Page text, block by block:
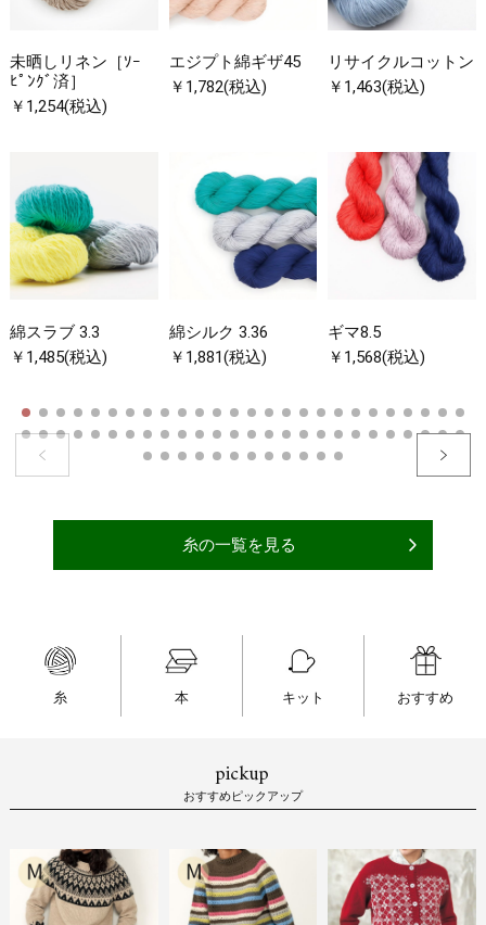
未晒しリネン［ｿｰ
ﾋﾟﾝｸﾞ済］
￥1,254(税込)
綿スラブ 3.3
￥1,485(税込)
エジプト綿ギザ45
￥1,782(税込)
綿シルク 3.36
￥1,881(税込)
リサイクルコットン
￥1,463(税込)
ギマ8.5
￥1,568(税込)
糸の一覧を見る
糸 本 キット おすすめ
pickup
おすすめピックアップ